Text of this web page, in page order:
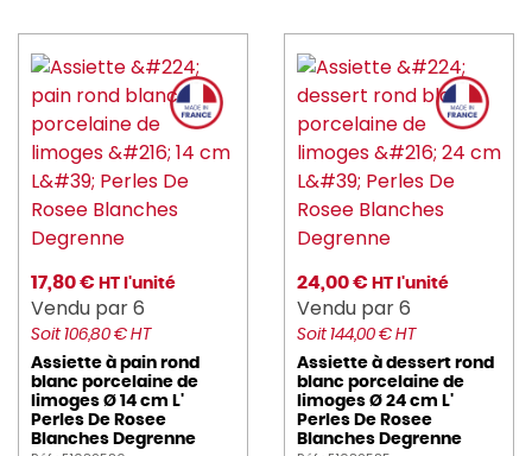
17,80 € HT l'unité
Vendu par 6
Soit 106,80 € HT
Assiette à pain rond
blanc porcelaine de
limoges Ø 14 cm L'
Perles De Rosee
Blanches Degrenne
24,00 € HT l'unité
Vendu par 6
Soit 144,00 € HT
Assiette à dessert rond
blanc porcelaine de
limoges Ø 24 cm L'
Perles De Rosee
Blanches Degrenne